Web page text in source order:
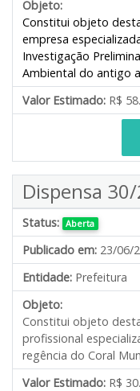
Objeto:
Constitui objeto
empresa
Investigação
Ambiental do antigo
Valor Estimado: R$
Dispensa
Status: Aberta
Publicado em: 23/06/
Entidade: Prefeitura
Objeto:
Constitui objeto
profissional
regência do Coral
Valor Estimado: R$